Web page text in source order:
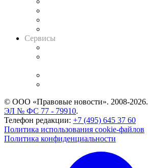
Сервисы
© ООО «Правовые новости». 2008-2026.
ЭЛ № ФС 77 - 79910.
Телефон редакции: +7 (495) 645 37 60
Политика использования cookie-файлов
Политика конфиденциальности